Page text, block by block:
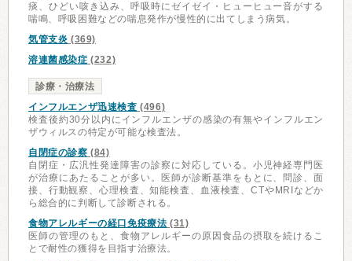
痰、ひどい咳き込み、呼吸時にゼイゼイ・ヒューヒュー音がする
喘鳴、呼吸困難などの喘息発作が慢性的に出てしまう病気。
気管支炎 (369)
溶連菌感染症 (232)
診療・治療法
インフルエンザ迅速検査 (496)
検査後約30分以内にインフルエンザの感染の有無やインフルエン
ザウィルスの特定が可能な検査法。
自閉症の診察 (84)
自閉症・広汎性発達障害の診察に対応している。小児神経専門医
が治療にあたることが多い。医師が診断基準をもとに、問診、面
接、行動観察、心理検査、知能検査、血液検査、CTやMRIなどか
ら総合的に判断して診断される。
食物アレルギーの経口免疫療法 (31)
医師の管理のもと、食物アレルギーの原因食品の摂取を続けるこ
とで耐性の獲得を目指す治療法。